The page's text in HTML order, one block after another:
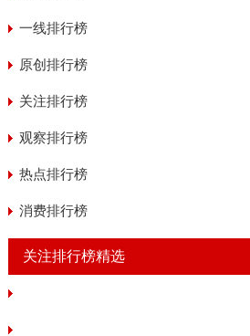
一线排行榜
原创排行榜
关注排行榜
观察排行榜
热点排行榜
消费排行榜
关注排行榜精选